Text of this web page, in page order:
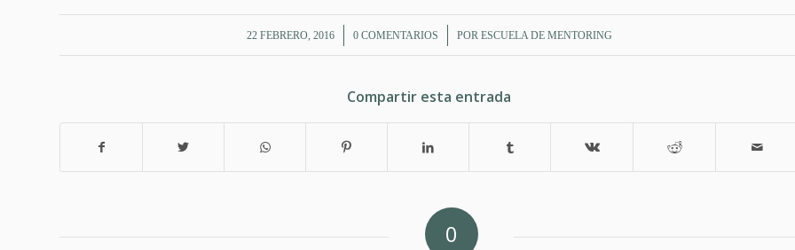
22 FEBRERO, 2016
/ 0 COMENTARIOS
/ POR ESCUELA DE MENTORING
Compartir esta entrada
0